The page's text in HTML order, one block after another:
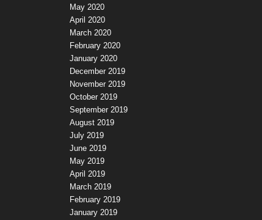
May 2020
April 2020
March 2020
February 2020
January 2020
December 2019
November 2019
October 2019
September 2019
August 2019
July 2019
June 2019
May 2019
April 2019
March 2019
February 2019
January 2019